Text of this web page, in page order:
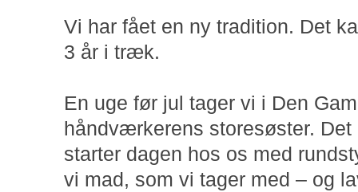
Vi har fået en ny tradition. Det
3 år i træk.
En uge før jul tager vi i Den
håndværkerens storesøster.
starter dagen hos os med
vi mad, som vi tager med – og